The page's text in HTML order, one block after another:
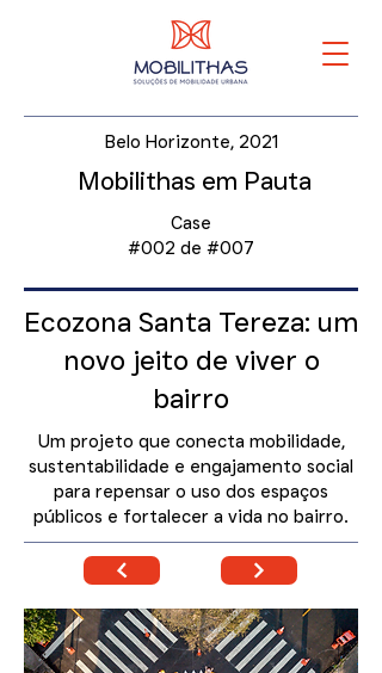
Belo Horizonte, 2021
Mobilithas em Pauta
Case
#002 de #007
Ecozona Santa Tereza: um
novo jeito de viver o
bairro
Um projeto que conecta mobilidade,
sustentabilidade e engajamento social
para repensar o uso dos espaços
públicos e fortalecer a vida no bairro.